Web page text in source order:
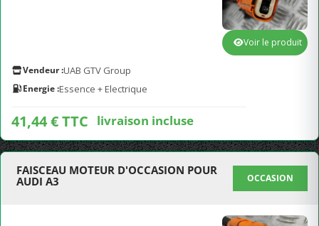
Vendeur :UAB GTV Group
Energie :Essence + Electrique
41,44 € TTC livraison incluse
Voir le produit
FAISCEAU MOTEUR D'OCCASION POUR
AUDI A3
OCCASION